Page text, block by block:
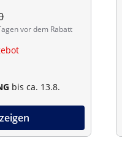
vor dem Rabatt
bis ca. 13.8.